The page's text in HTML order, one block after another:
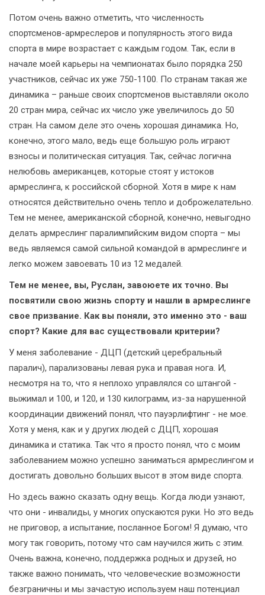
Потом очень важно отметить, что численность
спортсменов-армреслеров и популярность этого вида
спорта в мире возрастает с каждым годом. Так, если в
начале моей карьеры на чемпионатах было порядка 250
участников, сейчас их уже 750-1100. По странам такая же
динамика – раньше своих спортсменов выставляли около
20 стран мира, сейчас их число уже увеличилось до 50
стран. На самом деле это очень хорошая динамика. Но,
конечно, этого мало, ведь еще большую роль играют
взносы и политическая ситуация. Так, сейчас логична
нелюбовь американцев, которые стоят у истоков
армреслинга, к российской сборной. Хотя в мире к нам
относятся действительно очень тепло и доброжелательно.
Тем не менее, американской сборной, конечно, невыгодно
делать армреслинг паралимпийским видом спорта – мы
ведь являемся самой сильной командой в армреслинге и
легко можем завоевать 10 из 12 медалей.
Тем не менее, вы, Руслан, завоюете их точно. Вы
посвятили свою жизнь спорту и нашли в армреслинге
свое призвание. Как вы поняли, это именно это - ваш
спорт? Какие для вас существовали критерии?
У меня заболевание - ДЦП (детский церебральный
паралич), парализованы левая рука и правая нога. И,
несмотря на то, что я неплохо управлялся со штангой -
выжимал и 100, и 120, и 130 килограмм, из-за нарушенной
координации движений понял, что пауэрлифтинг - не мое.
Хотя у меня, как и у других людей с ДЦП, хорошая
динамика и статика. Так что я просто понял, что с моим
заболеванием можно успешно заниматься армреслингом и
достигать довольно больших высот в этом виде спорта.
Но здесь важно сказать одну вещь. Когда люди узнают,
что они - инвалиды, у многих опускаются руки. Но это ведь
не приговор, а испытание, посланное Богом! Я думаю, что
могу так говорить, потому что сам научился жить с этим.
Очень важна, конечно, поддержка родных и друзей, но
также важно понимать, что человеческие возможности
безграничны и мы зачастую используем наш потенциал